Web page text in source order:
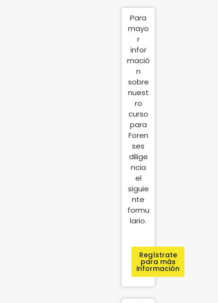
Para
mayo
r
infor
mació
n
sobre
nuest
ro
curso
para
Foren
ses
dilige
ncia
el
siguie
nte
formu
lario.
Regístrate
para más
información